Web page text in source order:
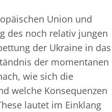
Union und
des noch relativ jungen
der Ukraine in das
der momentanen
wie sich die
welche Konsequenzen
lautet im Einklang